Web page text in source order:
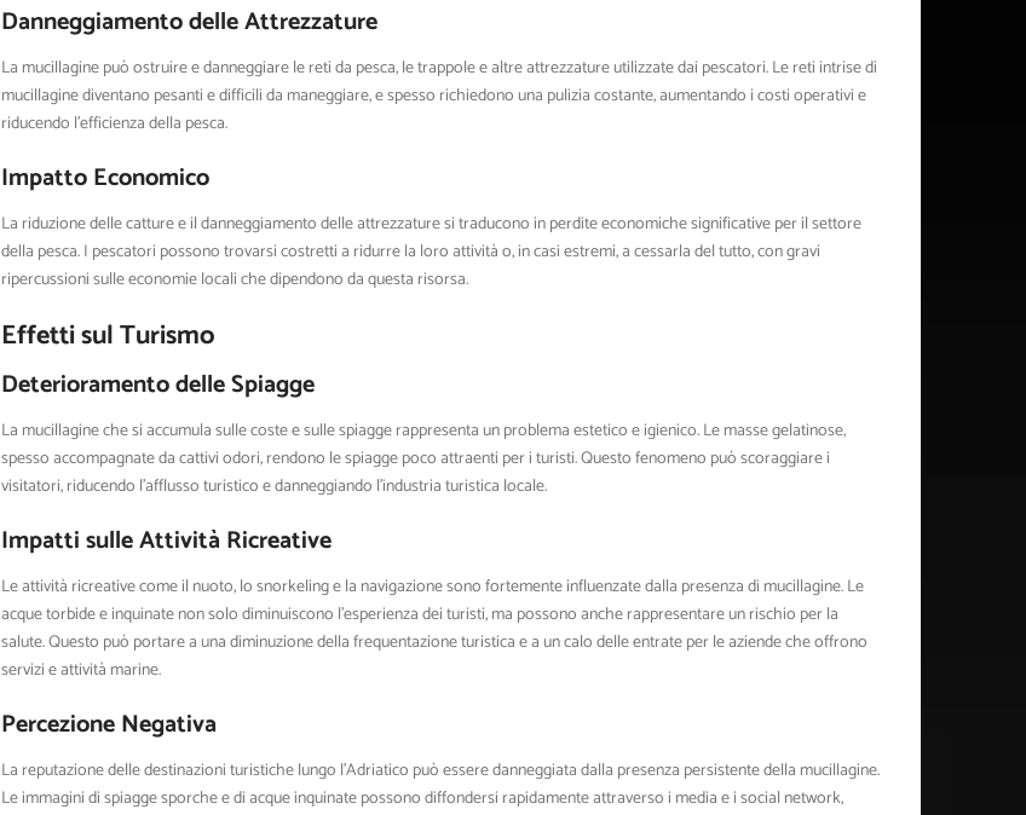
Danneggiamento delle Attrezzature
La mucillagine può ostruire e danneggiare le reti da pesca, le trappole e altre attrezzature utilizzate dai pescatori. Le reti intrise di
mucillagine diventano pesanti e difficili da maneggiare, e spesso richiedono una pulizia costante, aumentando i costi operativi e
riducendo l’efficienza della pesca.
Impatto Economico
La riduzione delle catture e il danneggiamento delle attrezzature si traducono in perdite economiche significative per il settore
della pesca. I pescatori possono trovarsi costretti a ridurre la loro attività o, in casi estremi, a cessarla del tutto, con gravi
ripercussioni sulle economie locali che dipendono da questa risorsa.
Effetti sul Turismo
Deterioramento delle Spiagge
La mucillagine che si accumula sulle coste e sulle spiagge rappresenta un problema estetico e igienico. Le masse gelatinose,
spesso accompagnate da cattivi odori, rendono le spiagge poco attraenti per i turisti. Questo fenomeno può scoraggiare i
visitatori, riducendo l’afflusso turistico e danneggiando l’industria turistica locale.
Impatti sulle Attività Ricreative
Le attività ricreative come il nuoto, lo snorkeling e la navigazione sono fortemente influenzate dalla presenza di mucillagine. Le
acque torbide e inquinate non solo diminuiscono l’esperienza dei turisti, ma possono anche rappresentare un rischio per la
salute. Questo può portare a una diminuzione della frequentazione turistica e a un calo delle entrate per le aziende che offrono
servizi e attività marine.
Percezione Negativa
La reputazione delle destinazioni turistiche lungo l’Adriatico può essere danneggiata dalla presenza persistente della mucillagine.
Le immagini di spiagge sporche e di acque inquinate possono diffondersi rapidamente attraverso i media e i social network,